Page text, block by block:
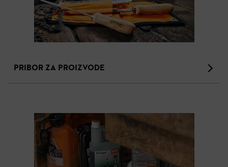
PRIBOR ZA PROIZVODE